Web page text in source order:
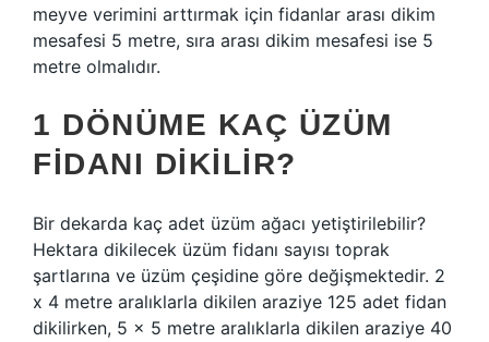
meyve verimini arttırmak için fidanlar arası dikim
mesafesi 5 metre, sıra arası dikim mesafesi ise 5
metre olmalıdır.
1 DÖNÜME KAÇ ÜZÜM
FIDANI DIKILIR?
Bir dekarda kaç adet üzüm ağacı yetiştirilebilir?
Hektara dikilecek üzüm fidanı sayısı toprak
şartlarına ve üzüm çeşidine göre değişmektedir. 2
x 4 metre aralıklarla dikilen araziye 125 adet fidan
dikilirken, 5 x 5 metre aralıklarla dikilen araziye 40